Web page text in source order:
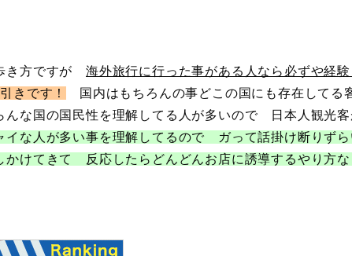
き方ですが 海外旅行に行った事がある人なら必ずや経
きです！
国内はもちろんの事どこの国にも存在して
んな国の国民性を理解してる人が多いので 日本人観光
イな人が多い事を理解してるので ガって話掛け断りず
かけてきて 反応したらどんどんお店に誘導するやり方